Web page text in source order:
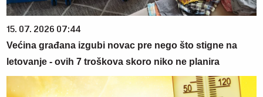
15. 07. 2026 07:44
Većina građana izgubi novac pre nego što stigne na
letovanje - ovih 7 troškova skoro niko ne planira